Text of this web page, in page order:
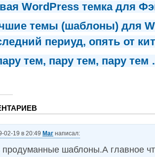
WordPress темка для
темы (шаблоны) для
периуд, опять от
тем, пару тем, пару тем
02-19 в 20:49 Маг написал:
продуманные шаблоны.А главное